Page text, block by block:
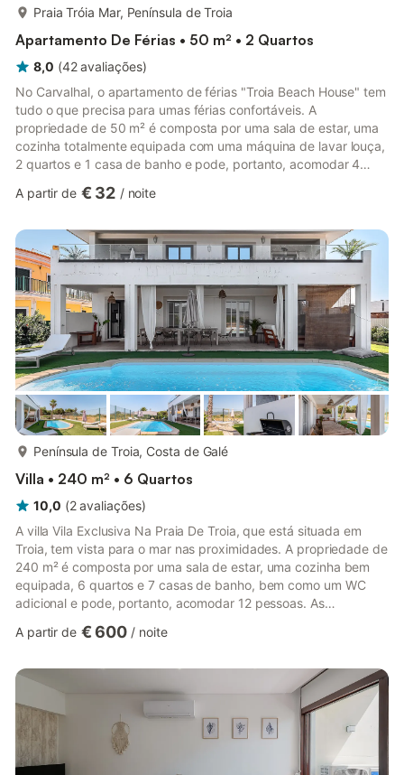
Praia Tróia Mar, Península de Troia
Apartamento De Férias • 50 m² • 2 Quartos
8,0 (42 avaliações)
No Carvalhal, o apartamento de férias "Troia Beach House" tem
tudo o que precisa para umas férias confortáveis. A
propriedade de 50 m² é composta por uma sala de estar, uma
cozinha totalmente equipada com uma máquina de lavar louça,
2 quartos e 1 casa de banho e pode, portanto, acomodar 4
sala de estar ou um beliche. As comodidades adicionais incluem
uma televisão. O apartamento de férias dispõe de uma varanda
privada e de uma área exterior partilhada com um jardim e um
...
A partir de € 32 / noite
Península de Troia, Costa de Galé
Villa • 240 m² • 6 Quartos
10,0 (2 avaliações)
A villa Vila Exclusiva Na Praia De Troia, que está situada em
Troia, tem vista para o mar nas proximidades. A propriedade de
240 m² é composta por uma sala de estar, uma cozinha bem
equipada, 6 quartos e 7 casas de banho, bem como um WC
adicional e pode, portanto, acomodar 12 pessoas. As
(adequado para chamadas de vídeo) com um espaço de
condicionado, uma ventoinha, bem como toalhas de
praia/piscina. Também está disponível um berço. Esta villa
dispõe de um espaço exterior pri...
A partir de € 600 / noite